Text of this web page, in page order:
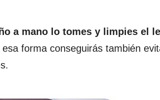
a mano lo tomes y limpies el
forma conseguirás también